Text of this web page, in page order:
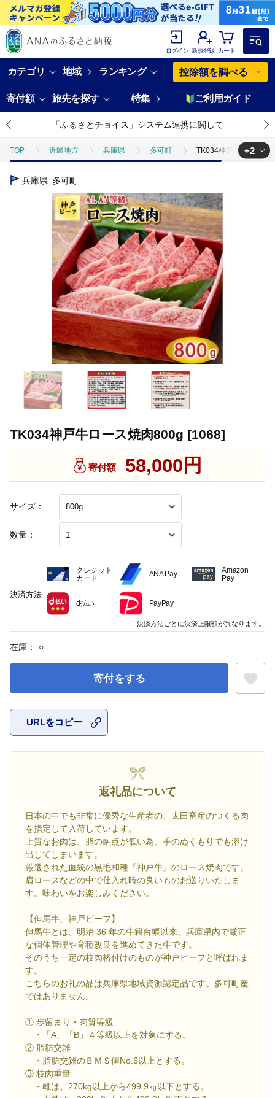
ログイン 新規登録 カート
カテゴリ 地域 ランキング 控除額を調べる
寄付額 旅先を探す 特集 ご利用ガイド
「ふるさとチョイス」システム連携に関して
TOP 近畿地方 兵庫県 多可町 TK034神戸牛ロース焼
TOP
肉 牛肉 焼肉(牛肉) TK034神戸牛ロース焼肉
+2
兵庫県 多可町
TK034神戸牛ロース焼肉800g [1068]
サイズ：
数量：
寄付額 58,000円
在庫： ○
寄付をする
URLをコピー
返礼品について
日本の中でも非常に優秀な生産者の、太田畜産のつくる肉
を指定して入荷しています。
上質なお肉は、脂の融点が低い為、手のぬくもりでも溶け
出してしまいます。
厳選された血統の黒毛和種『神戸牛』のロース焼肉です。
肩ロースなどの中で仕入れ時の良いものお送りいたしま
す。味わいをお楽しみください。
【但馬牛、神戸ビーフ】
但馬牛とは、明治 36 年の牛籍台帳以来、兵庫県内で厳正
な個体管理や育種改良を進めてきた牛です。
そのうち一定の枝肉格付けのものが神戸ビーフと呼ばれま
す。
こちらのお礼の品は兵庫県地域資源認定品です。多可町産
ではありません。
① 歩留まり・肉質等級
・「A」「B」４等級以上を対象にする。
② 脂肪交雑
・脂肪交雑のＢＭＳ値No.6以上とする。
③ 枝肉重量
・雌は、270kg以上から499.9㎏以下とする。
決済方法
クレジット
カード
ANA Pay
Amazon
Pay
d払い PayPay
決済方法ごとに決済上限額が異なります。